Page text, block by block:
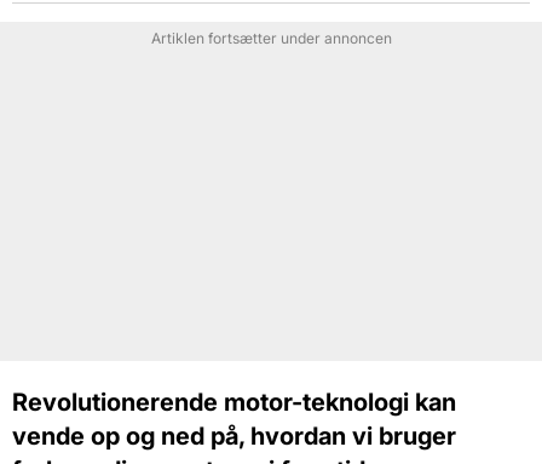
Artiklen fortsætter under annoncen
Revolutionerende motor-teknologi kan
vende op og ned på, hvordan vi bruger